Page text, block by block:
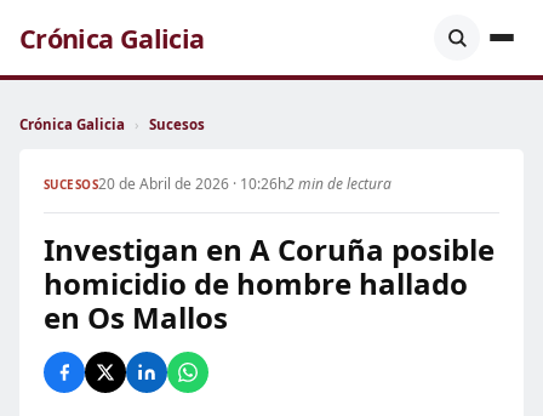
Crónica Galicia
Crónica Galicia › Sucesos
SUCESOS20 de Abril de 2026 · 10:26h2 min de lectura
Investigan en A Coruña posible
homicidio de hombre hallado
en Os Mallos